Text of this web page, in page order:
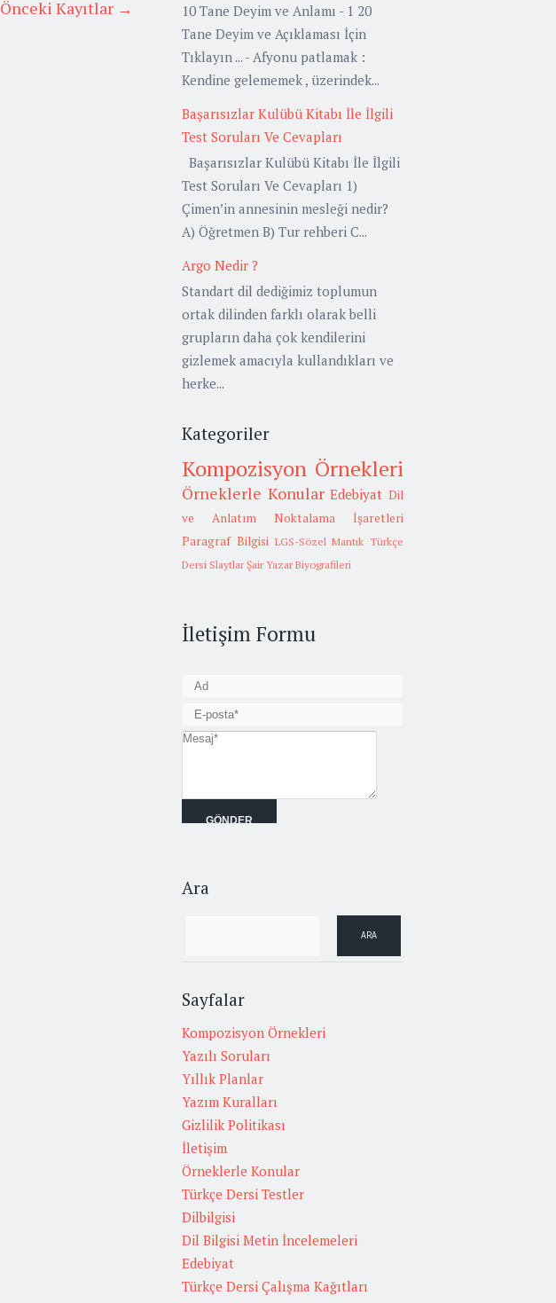
Önceki Kayıtlar →
10 Tane Deyim ve Anlamı - 1 20
Tane Deyim ve Açıklaması İçin
Tıklayın ... - Afyonu patlamak :
Kendine gelememek , üzerindek...
Başarısızlar Kulübü Kitabı İle İlgili
Test Soruları Ve Cevapları
Başarısızlar Kulübü Kitabı İle İlgili
Test Soruları Ve Cevapları 1)
Çimen’in annesinin mesleği nedir?
A) Öğretmen B) Tur rehberi C...
Argo Nedir ?
Standart dil dediğimiz toplumun
ortak dilinden farklı olarak belli
grupların daha çok kendilerini
gizlemek amacıyla kullandıkları ve
herke...
Kategoriler
Kompozisyon Örnekleri
Örneklerle Konular Edebiyat Dil
ve Anlatım
Noktalama İşaretleri
Paragraf Bilgisi LGS-Sözel Mantık Türkçe
Dersi Slaytlar Şair Yazar Biyografileri
İletişim Formu
Ara
Sayfalar
Kompozisyon Örnekleri
Yazılı Soruları
Yıllık Planlar
Yazım Kuralları
Gizlilik Politikası
İletişim
Örneklerle Konular
Türkçe Dersi Testler
Dilbilgisi
Dil Bilgisi Metin İncelemeleri
Edebiyat
Türkçe Dersi Çalışma Kağıtları